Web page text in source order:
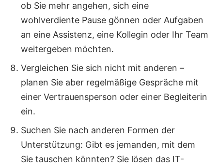
ob Sie mehr angehen, sich eine
wohlverdiente Pause gönnen oder Aufgaben
an eine Assistenz, eine Kollegin oder Ihr Team
weitergeben möchten.
Vergleichen Sie sich nicht mit anderen –
planen Sie aber regelmäßige Gespräche mit
einer Vertrauensperson oder einer Begleiterin
ein.
Suchen Sie nach anderen Formen der
Unterstützung: Gibt es jemanden, mit dem
Sie tauschen könnten? Sie lösen das IT-